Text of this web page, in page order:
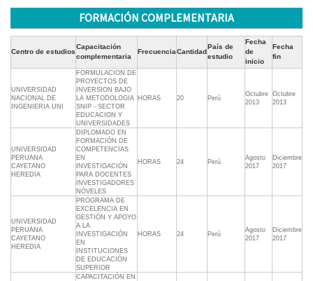
FORMACIÓN COMPLEMENTARIA
Centro de estudios
Capacitación
complementaria
FrecuenciaCantidad
País de
estudio
Fecha
de
inicio
Fecha
fin
UNIVERSIDAD
NACIONAL DE
INGENIERIA UNI
FORMULACION DE
PROYECTOS DE
INVERSION BAJO
LA METODOLOGIA
SNIP - SECTOR
EDUCACION Y
UNIVERSIDADES
HORAS 20 Perú
Octubre
2013
Octubre
2013
UNIVERSIDAD
PERUANA
CAYETANO
HEREDIA
DIPLOMADO EN
FORMACIÓN DE
COMPETENCIAS
EN
INVESTIGACIÓN
PARA DOCENTES
INVESTIGADORES
NÓVELES
HORAS 24 Perú
Agosto
2017
Diciembre
2017
UNIVERSIDAD
PERUANA
CAYETANO
HEREDIA
PROGRAMA DE
EXCELENCIA EN
GESTIÓN Y APOYO
A LA
INVESTIGACIÓN
EN
INSTITUCIONES
DE EDUCACIÓN
SUPERIOR
HORAS 24 Perú
Agosto
2017
Diciembre
2017
CAPACITACIÓN EN